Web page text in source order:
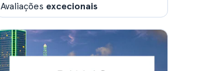
Avaliações excecionais